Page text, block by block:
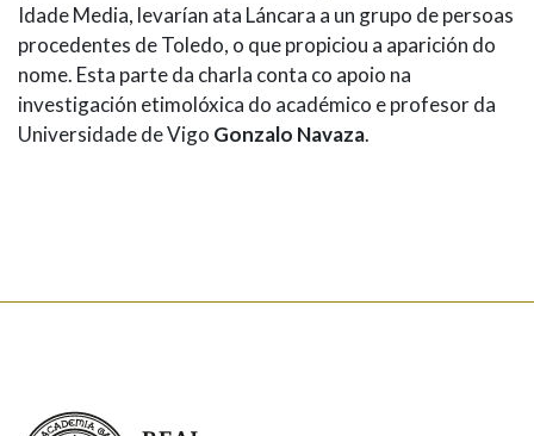
Idade Media, levarían ata Láncara a un grupo de persoas
procedentes de Toledo, o que propiciou a aparición do
nome. Esta parte da charla conta co apoio na
investigación etimolóxica do académico e profesor da
Universidade de Vigo Gonzalo Navaza.
Real Academia Galega